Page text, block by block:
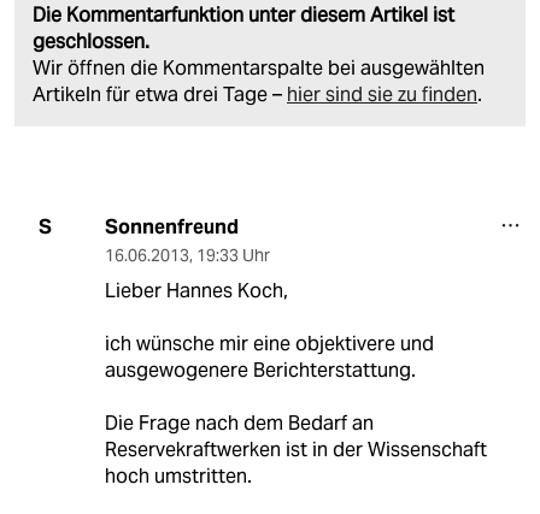
Die Kommentarfunktion unter diesem Artikel ist
geschlossen.
Wir öffnen die Kommentarspalte bei ausgewählten
Artikeln für etwa drei Tage – hier sind sie zu finden.
S Sonnenfreund
16.06.2013, 19:33 Uhr
Lieber Hannes Koch,
ich wünsche mir eine objektivere und
ausgewogenere Berichterstattung.
Die Frage nach dem Bedarf an
Reservekraftwerken ist in der Wissenschaft
hoch umstritten.